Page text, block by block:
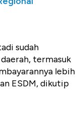
sudah
termasuk
lebih
ESDM, dikutip